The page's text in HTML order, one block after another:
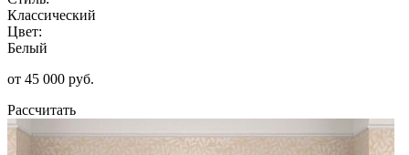
Классический
Цвет:
Белый
от 45 000 руб.
Рассчитать